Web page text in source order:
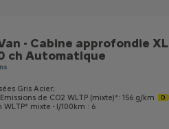
- Cabine approfondie XL
ch Automatique
Gris Acier;
Emissions de CO2 WLTP (mixte)*: 156 g/km
mixte - l/100km : 6